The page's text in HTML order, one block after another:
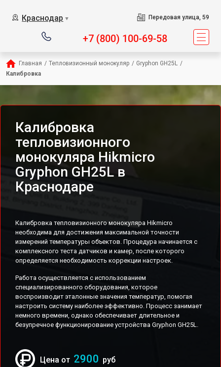
Краснодар ▼ Передовая улица, 59
+7 (800) 100-69-58
Главная / Тепловизионный монокуляр / Gryphon GH25L /
Калибровка
Калибровка
тепловизионного
монокуляра Hikmicro
Gryphon GH25L в
Краснодаре
Калибровка тепловизионного монокуляра Hikmicro
необходима для достижения максимальной точности
измерений температуры объектов. Процедура начинается с
комплексного теста датчиков и камер, после которого
определяется необходимость коррекции настроек.
Работа осуществляется с использованием
специализированного оборудования, которое
воспроизводит эталонные значения температур, помогая
настроить систему наиболее эффективно. Процесс занимает
немного времени, однако обеспечивает длительное и
безупречное функционирование устройства Gryphon GH25L.
Цена от 2900 руб